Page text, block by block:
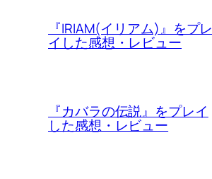
『IRIAM(イリアム)』をプレ
イした感想・レビュー
『カバラの伝説』をプレイ
した感想・レビュー